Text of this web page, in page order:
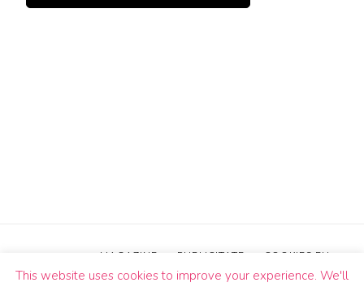
MAGAZINE PUBLICITATE COOKIES EU
This website uses cookies to improve your experience. We'll